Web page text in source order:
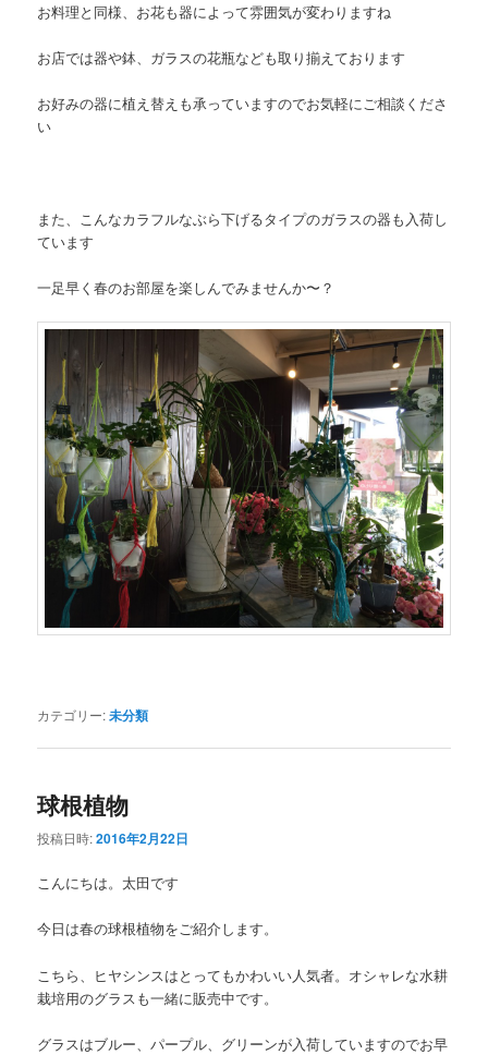
お料理と同様、お花も器によって雰囲気が変わりますね
お店では器や鉢、ガラスの花瓶なども取り揃えております
お好みの器に植え替えも承っていますのでお気軽にご相談くださ
い
また、こんなカラフルなぶら下げるタイプのガラスの器も入荷し
ています
一足早く春のお部屋を楽しんでみませんか〜？
カテゴリー:未分類
球根植物
投稿日時:2016年2月22日
こんにちは。太田です
今日は春の球根植物をご紹介します。
こちら、ヒヤシンスはとってもかわいい人気者。オシャレな水耕
栽培用のグラスも一緒に販売中です。
グラスはブルー、パープル、グリーンが入荷していますのでお早